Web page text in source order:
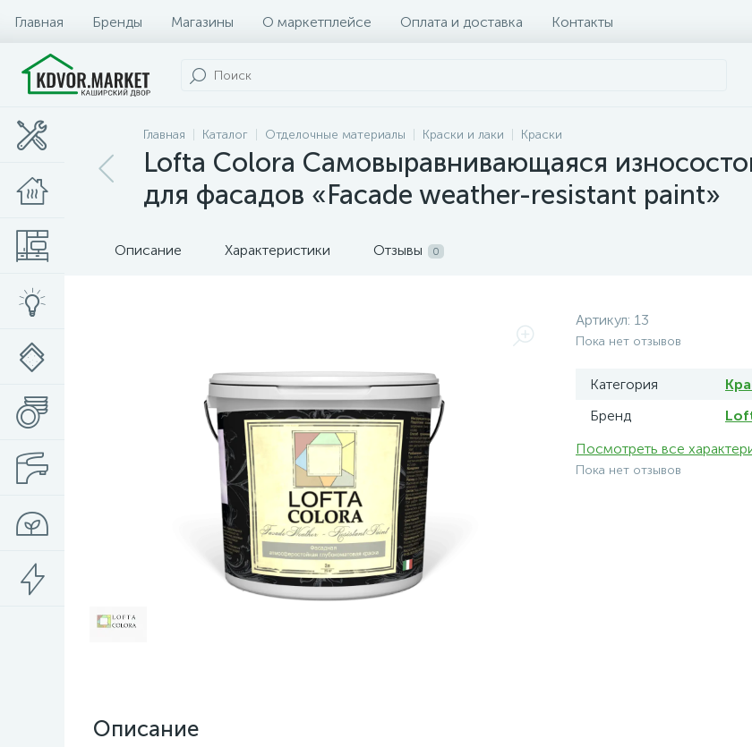
Главная Бренды Магазины О маркетплейсе Оплата и доставка Контакты
Главная Каталог Отделочные материалы Краски и лаки Краски
Lofta Colora Самовыравнивающаяся
для фасадов «Facade weather-resistant paint»
Описание Характеристики Отзывы 0
Артикул: 13
Пока нет отзывов
Категория
Бренд
Посмотреть все
Пока нет отзывов
Описание